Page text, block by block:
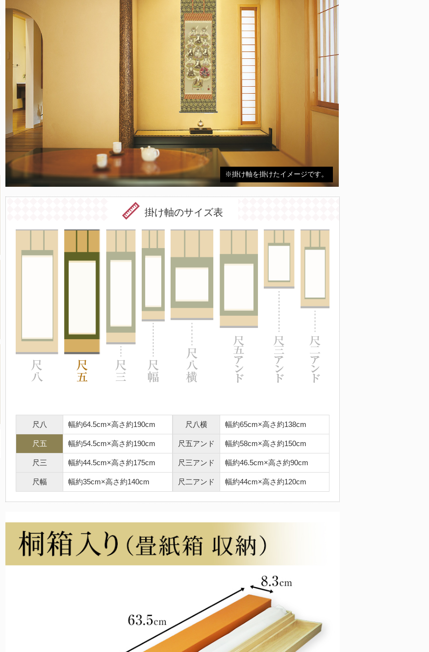
※掛け軸を掛けたイメージです。
掛け軸のサイズ表
尺八 幅約64.5cm×高さ約190cm
尺五 幅約54.5cm×高さ約190cm
尺三 幅約44.5cm×高さ約175cm
尺幅 幅約35cm×高さ約140cm
尺八横 幅約65cm×高さ約138cm
尺五アンド 幅約58cm×高さ約150cm
尺三アンド 幅約46.5cm×高さ約90cm
尺二アンド 幅約44cm×高さ約120cm